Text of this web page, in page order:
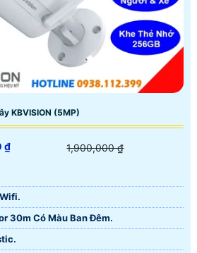
KBVISION (5MP)
₫ 1,900,000 ₫
30m Có Màu Ban Ðêm.